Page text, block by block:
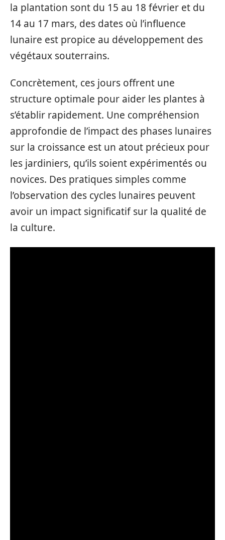
la plantation sont du 15 au 18 février et du
14 au 17 mars, des dates où l’influence
lunaire est propice au développement des
végétaux souterrains.
Concrètement, ces jours offrent une
structure optimale pour aider les plantes à
s’établir rapidement. Une compréhension
approfondie de l’impact des phases lunaires
sur la croissance est un atout précieux pour
les jardiniers, qu’ils soient expérimentés ou
novices. Des pratiques simples comme
l’observation des cycles lunaires peuvent
avoir un impact significatif sur la qualité de
la culture.